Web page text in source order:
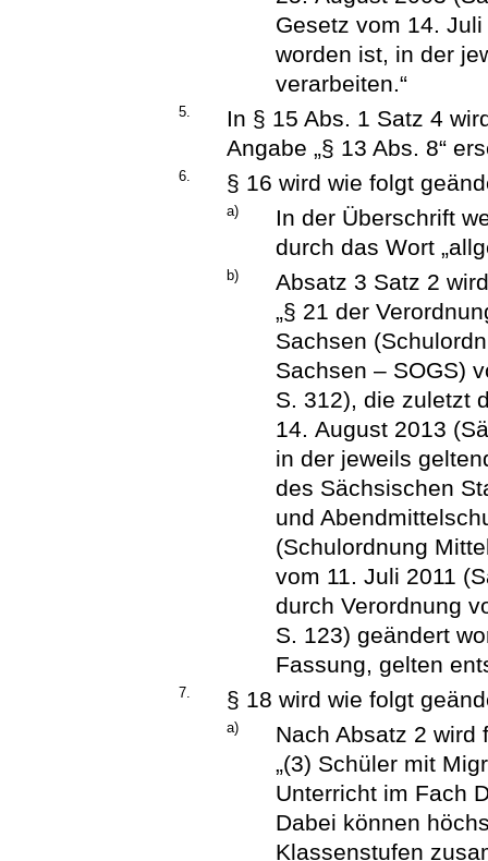
Gesetz vom 14.
worden ist, in der
verarbeiten.“
5.
In § 15 Abs. 1 Satz 4
Angabe „§ 13 Abs. 8“
6. § 16 wird wie folgt
a)
In der Überschrift
durch das Wort
b)
Absatz 3 Satz 2
„§ 21 der
Sachsen
Sachsen – SOGS)
S. 312), die zuletzt
14. August 2013
in der jeweils
des Sächsischen
und
(Schulordnung
vom 11. Juli 2011
durch Verordnung
S. 123) geändert
Fassung, gelten
7. § 18 wird wie folgt
a)
Nach Absatz 2 wird
„(3) Schüler mit
Unterricht im Fach
Dabei können
Klassenstufen